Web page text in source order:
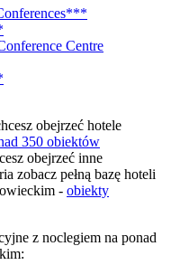
Centre
obejrzeć hotele
350 obiektów
obejrzeć inne
zobacz pełną bazę hoteli
- obiekty
z noclegiem na ponad